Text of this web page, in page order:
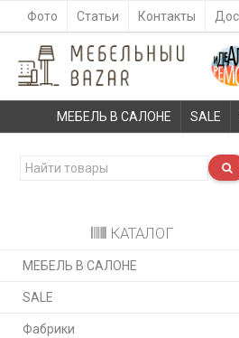
Фото Статьи Контакты
МЕБЕЛЬ В САЛОНЕ SALE
КАТАЛОГ
МЕБЕЛЬ В САЛОНЕ
SALE
Фабрики